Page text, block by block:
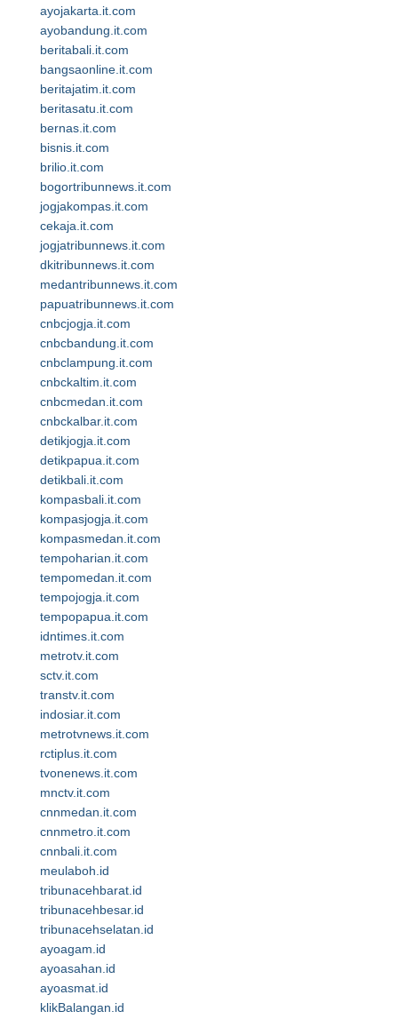
ayojakarta.it.com
ayobandung.it.com
beritabali.it.com
bangsaonline.it.com
beritajatim.it.com
beritasatu.it.com
bernas.it.com
bisnis.it.com
brilio.it.com
bogortribunnews.it.com
jogjakompas.it.com
cekaja.it.com
jogjatribunnews.it.com
dkitribunnews.it.com
medantribunnews.it.com
papuatribunnews.it.com
cnbcjogja.it.com
cnbcbandung.it.com
cnbclampung.it.com
cnbckaltim.it.com
cnbcmedan.it.com
cnbckalbar.it.com
detikjogja.it.com
detikpapua.it.com
detikbali.it.com
kompasbali.it.com
kompasjogja.it.com
kompasmedan.it.com
tempoharian.it.com
tempomedan.it.com
tempojogja.it.com
tempopapua.it.com
idntimes.it.com
metrotv.it.com
sctv.it.com
transtv.it.com
indosiar.it.com
metrotvnews.it.com
rctiplus.it.com
tvonenews.it.com
mnctv.it.com
cnnmedan.it.com
cnnmetro.it.com
cnnbali.it.com
meulaboh.id
tribunacehbarat.id
tribunacehbesar.id
tribunacehselatan.id
ayoagam.id
ayoasahan.id
ayoasmat.id
klikBalangan.id